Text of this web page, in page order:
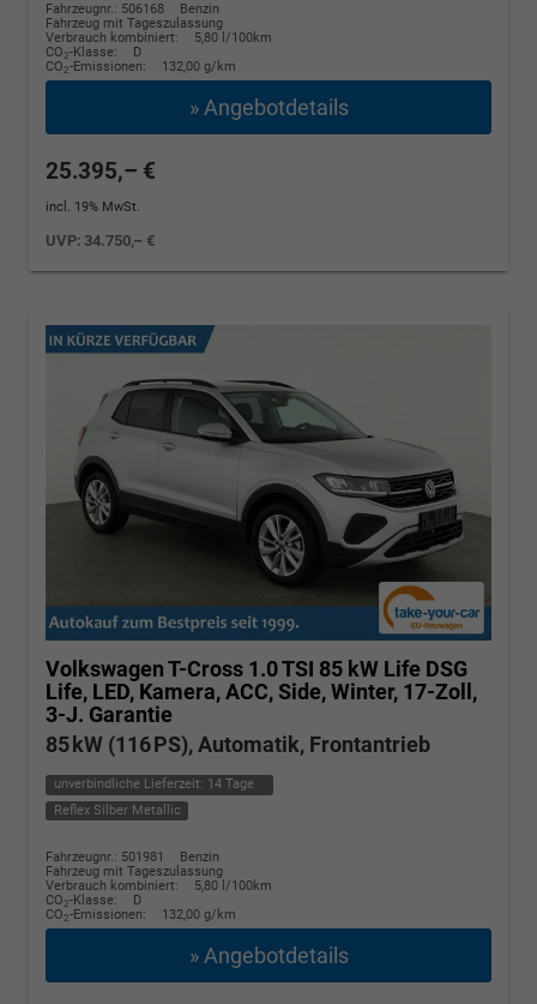
Fahrzeugnr.: 506168
Benzin
Fahrzeug mit Tageszulassung
Verbrauch kombiniert:
5,80 l/100km
CO2-Klasse:
D
CO2-Emissionen: 132,00 g/km
» Angebotdetails
25.395,– €
incl. 19% MwSt.
UVP: 34.750,– €
Volkswagen T-Cross 1.0 TSI 85 kW Life DSG
Life, LED, Kamera, ACC, Side, Winter, 17-Zoll,
3-J. Garantie
85 kW (116 PS), Automatik, Frontantrieb
unverbindliche Lieferzeit: 14 Tage
Reflex Silber Metallic
Fahrzeugnr.: 501981
Benzin
Fahrzeug mit Tageszulassung
Verbrauch kombiniert:
5,80 l/100km
CO2-Klasse:
D
CO2-Emissionen: 132,00 g/km
» Angebotdetails